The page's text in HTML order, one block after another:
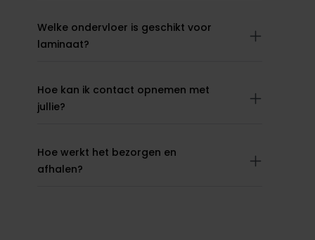
Welke ondervloer is geschikt voor
laminaat?
Hoe kan ik contact opnemen met
jullie?
Hoe werkt het bezorgen en
afhalen?